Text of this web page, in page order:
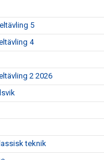
5
4
2 2026
teknik